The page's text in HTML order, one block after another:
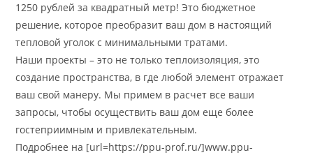
1250 рублей за квадратный метр! Это бюджетное
решение, которое преобразит ваш дом в настоящий
тепловой уголок с минимальными тратами.
Наши проекты – это не только теплоизоляция, это
создание пространства, в где любой элемент отражает
ваш свой манеру. Мы примем в расчет все ваши
запросы, чтобы осуществить ваш дом еще более
гостеприимным и привлекательным.
Подробнее на [url=https://ppu-prof.ru/]www.ppu-